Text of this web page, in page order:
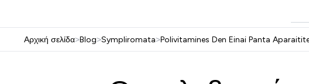
Αρχική σελίδα>Blog>Sympliromata>Polivitamines Den Einai Panta